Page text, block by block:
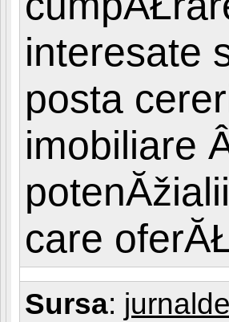
interesate
posta
imobiliare
care
Sursa: